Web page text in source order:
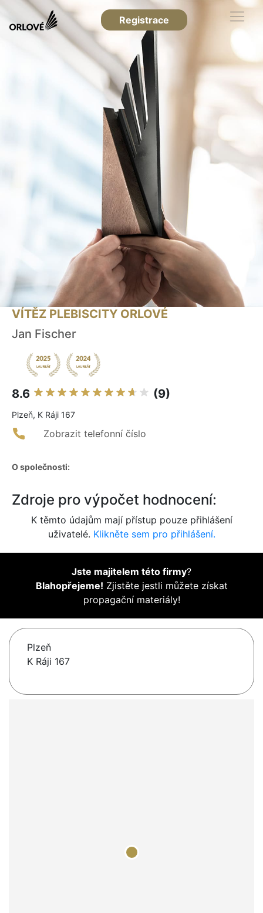
Registrace
VÍTĚZ PLEBISCITY ORLOVÉ
Jan Fischer
8.6 (9)
Plzeň, K Ráji 167
Zobrazit telefonní číslo
O společnosti:
Zdroje pro výpočet hodnocení:
K těmto údajům mají přístup pouze přihlášení
uživatelé. Klikněte sem pro přihlášení.
Jste majitelem této firmy?
Blahopřejeme! Zjistěte jestli můžete získat
propagační materiály!
Plzeň
K Ráji 167